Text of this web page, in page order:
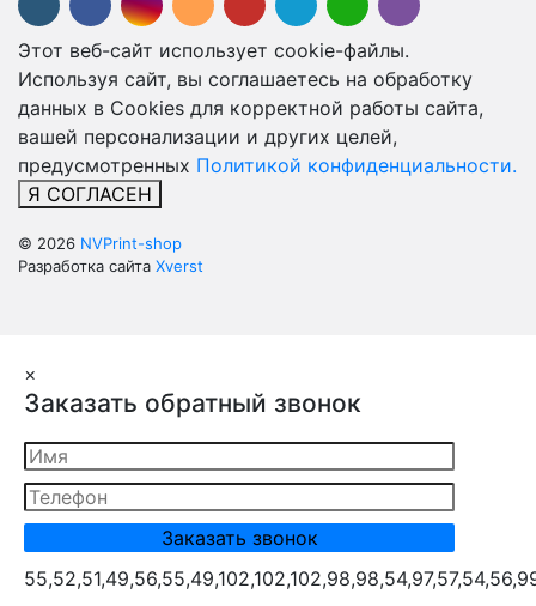
Этот веб-сайт использует cookie-файлы.
Используя сайт, вы соглашаетесь на обработку
данных в Cookies для корректной работы сайта,
вашей персонализации и других целей,
предусмотренных Политикой конфиденциальности.
Я СОГЛАСЕН
© 2026 NVPrint-shop
Разработка сайта Xverst
×
Заказать обратный звонок